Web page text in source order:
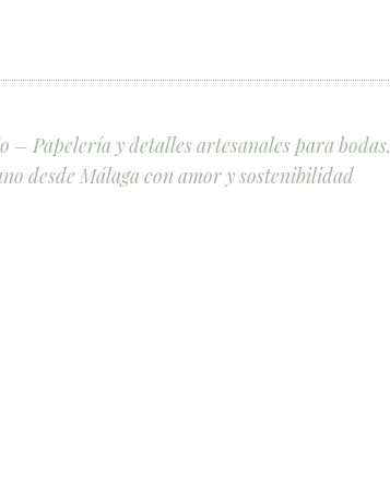
– Papelería y detalles artesanales para bodas.
desde Málaga con amor y sostenibilidad